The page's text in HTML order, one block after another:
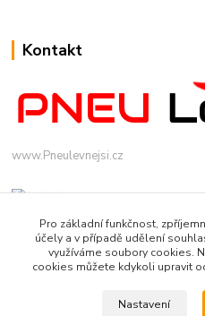
Kontakt
www.Pneulevnejsi.cz
info(a)pneulevnejsi.cz
Pro základní funkčnost,
účely a v případě udělení
využíváme soubory cookies.
cookies můžete kdykoli upravit
Nastavení